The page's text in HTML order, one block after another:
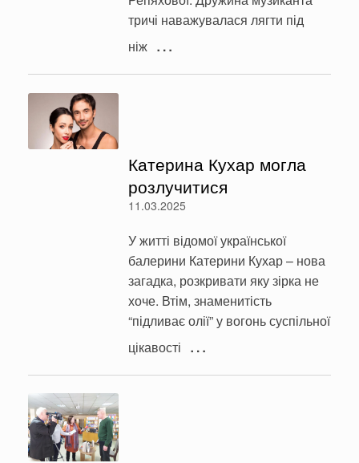
тричі наважувалася лягти під
ніж …
Катерина Кухар могла
розлучитися
11.03.2025
У житті відомої української
балерини Катерини Кухар – нова
загадка, розкривати яку зірка не
хоче. Втім, знаменитість
“підливає олії” у вогонь суспільної
цікавості …